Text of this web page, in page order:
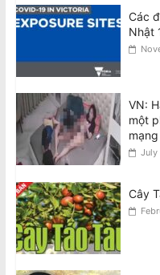
Chủ
Đến
Chủ
Các
Nhật
VN:
một
mạng
July
Cây